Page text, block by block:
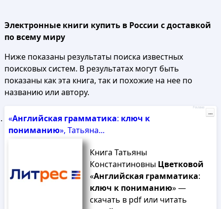
Электронные книги купить в России с доставкой
по всему миру
Ниже показаны результаты поиска известных
поисковых систем. В результатах могут быть
показаны как эта книга, так и похожие на нее по
названию или автору.
«Английская грамматика: ключ к
пониманию», Татьяна...
Книга Татьяны
Константиновны Цветковой
«Английская грамматика:
ключ к пониманию» —
скачать в pdf или читать
Реклама
...